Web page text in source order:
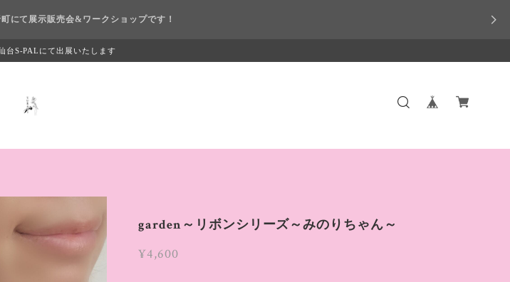
にて展示販売会&ワークショップです！
台S-PALにて出展いたします
garden～リボンシリーズ～みのりちゃん～
¥4,600